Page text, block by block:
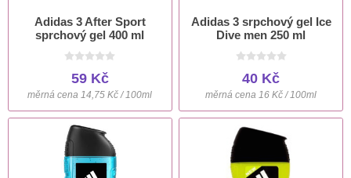
Adidas 3 After Sport
sprchový gel 400 ml
59 Kč
měrná cena 14,75 Kč / 100ml
Adidas 3 srpchový gel Ice
Dive men 250 ml
40 Kč
měrná cena 16 Kč / 100ml